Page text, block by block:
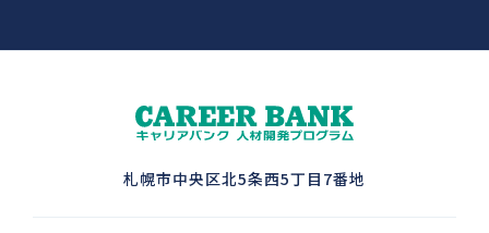
札幌市中央区北5条西5丁目7番地